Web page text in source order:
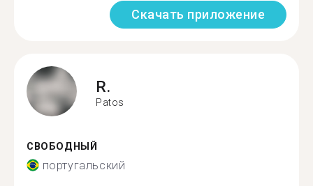
Скачать приложение
R.
Patos
СВОБОДНЫЙ
португальский